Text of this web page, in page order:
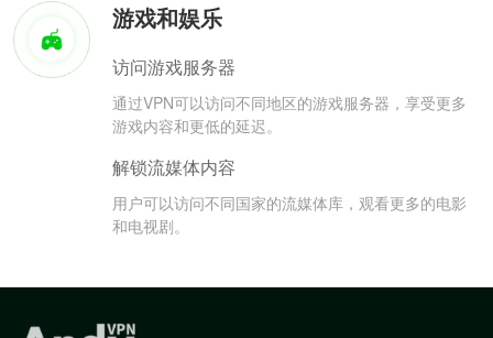
游戏和娱乐
访问游戏服务器
通过VPN可以访问不同地区的游戏服务器，享受更多
游戏内容和更低的延迟。
解锁流媒体内容
用户可以访问不同国家的流媒体库，观看更多的电影
和电视剧。